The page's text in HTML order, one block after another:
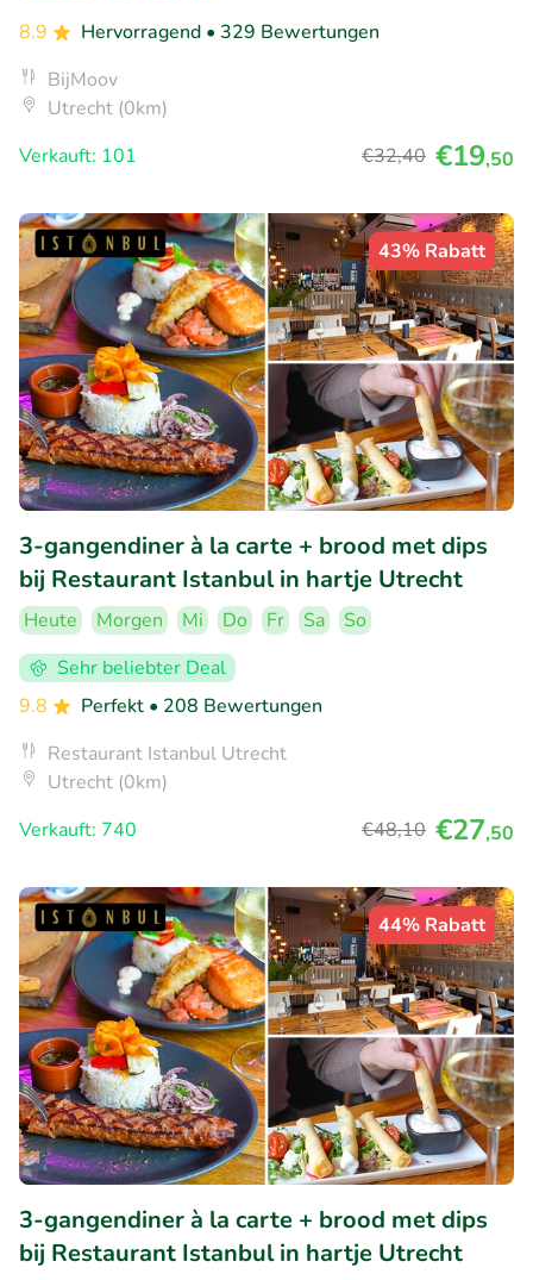
8.9
Hervorragend • 329 Bewertungen
BijMoov
Utrecht (0km)
Verkauft: 101
€32,40 €19,50
43% Rabatt
3-gangendiner à la carte + brood met dips
bij Restaurant Istanbul in hartje Utrecht
Heute Morgen Mi Do Fr Sa
So
Sehr beliebter Deal
9.8
Perfekt • 208 Bewertungen
Restaurant Istanbul Utrecht
Utrecht (0km)
Verkauft: 740
€48,10 €27,50
44% Rabatt
3-gangendiner à la carte + brood met dips
bij Restaurant Istanbul in hartje Utrecht